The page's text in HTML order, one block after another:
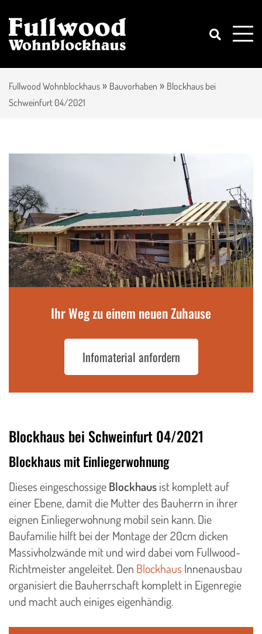
Fullwood Wohnblockhaus » Bauvorhaben » Blockhaus bei
Schweinfurt 04/2021
Ihr Weg zu einem neuen Zuhause
Infomaterial anfordern
Blockhaus bei Schweinfurt 04/2021
Blockhaus mit Einliegerwohnung
Dieses eingeschossigeBlockhausist komplett auf
einer Ebene, damit die Mutter des Bauherrn in ihrer
eignen Einliegerwohnung mobil sein kann. Die
Baufamilie hilft bei der Montage der 20cm dicken
Massivholzwände mit und wird dabei vom Fullwood-
Richtmeister angeleitet. Den Blockhaus Innenausbau
organisiert die Bauherrschaft komplett in Eigenregie
und macht auch einiges eigenhändig.